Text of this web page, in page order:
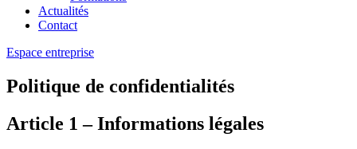
Actualités
Contact
Espace entreprise
Politique de confidentialités
Article 1 – Informations légales